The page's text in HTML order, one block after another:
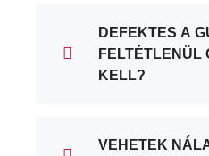
DEFEKTES A
FELTÉTLENÜL
KELL?
VEHETEK